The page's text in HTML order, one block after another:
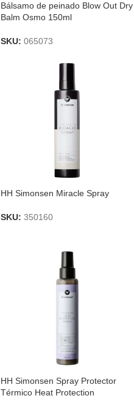
Bálsamo de peinado Blow Out Dry
Balm Osmo 150ml
SKU: 065073
HH Simonsen Miracle Spray
SKU: 350160
HH Simonsen Spray Protector
Térmico Heat Protection